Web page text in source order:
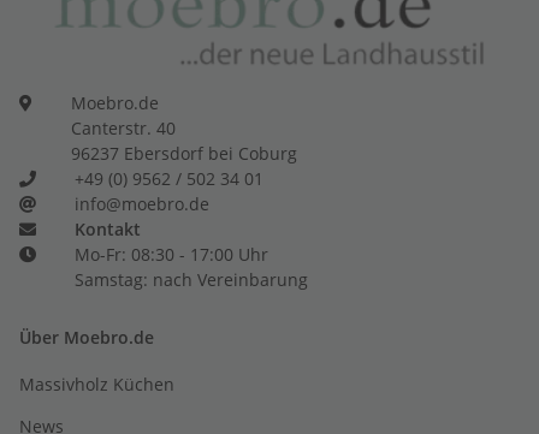
Moebro.de
Canterstr. 40
96237 Ebersdorf bei Coburg
+49 (0) 9562 / 502 34 01
info@moebro.de
Kontakt
Mo-Fr: 08:30 - 17:00 Uhr
Samstag: nach Vereinbarung
Über Moebro.de
Massivholz Küchen
News